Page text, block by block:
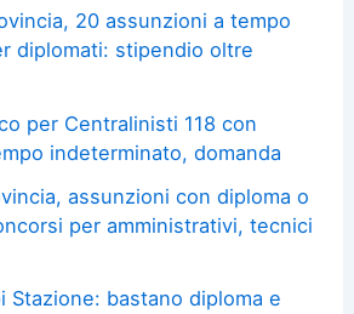
20 assunzioni a tempo
diplomati: stipendio oltre
per Centralinisti 118 con
indeterminato, domanda
assunzioni con diploma o
per amministrativi, tecnici
Stazione: bastano diploma e